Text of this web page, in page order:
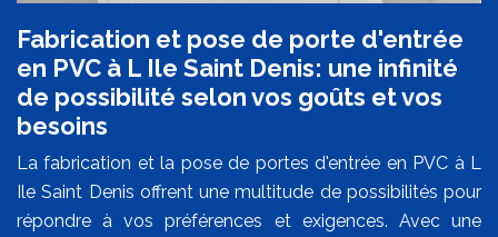
Fabrication et pose de porte d'entrée
en PVC à L Ile Saint Denis: une infinité
de possibilité selon vos goûts et vos
besoins
La fabrication et la pose de portes d'entrée en PVC à L
Ile Saint Denis offrent une multitude de possibilités pour
répondre à vos préférences et exigences. Avec une